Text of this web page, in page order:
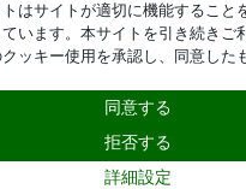
Person Realty, Inc. All Rights
はサイトが適切に機能すること
います。本サイトを引き続きご
ッキー使用を承認し、同意した
同意する
拒否する
詳細設定